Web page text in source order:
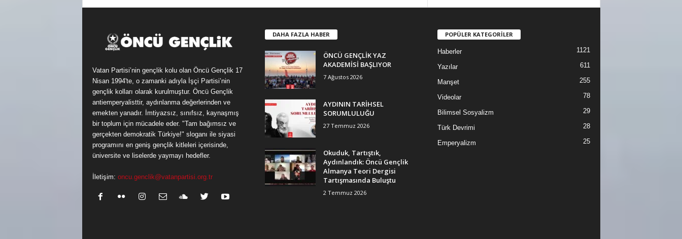
Vatan Partisi’nin gençlik kolu olan Öncü Gençlik 17
Nisan 1994'te, o zamanki adıyla İşçi Partisi’nin
gençlik kolları olarak kurulmuştur. Öncü Gençlik
antiemperyalisttir, aydınlanma değerlerinden ve
emekten yanadır. İmtiyazsız, sınıfsız, kaynaşmış
bir toplum için mücadele eder. "Tam bağımsız ve
gerçekten demokratik Türkiye!" sloganı ile siyasi
programını en geniş gençlik kitleleri içerisinde,
üniversite ve liselerde yaymayı hedefler.
İletişim: oncu.genclik@vatanpartisi.org.tr
DAHA FAZLA HABER
ÖNCÜ GENÇLİK YAZ
AKADEMİSİ BAŞLIYOR
7 Ağustos 2026
AYDININ TARİHSEL
SORUMLULUĞU
27 Temmuz 2026
Okuduk, Tartıştık,
Aydınlandık: Öncü Gençlik
Almanya Teori Dergisi
Tartışmasında Buluştu
2 Temmuz 2026
POPÜLER KATEGORİLER
Haberler 1121
Yazılar 611
Manşet 255
Videolar 78
Bilimsel Sosyalizm 29
Türk Devrimi 28
Emperyalizm 25